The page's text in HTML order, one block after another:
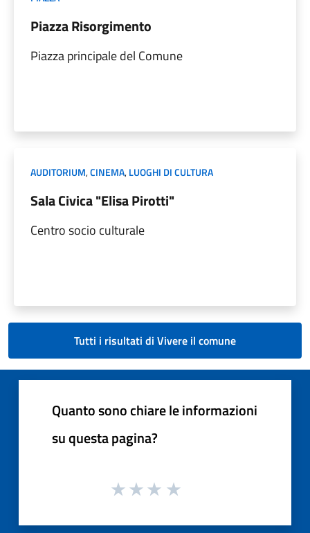
Piazza Risorgimento
Piazza principale del Comune
AUDITORIUM,CINEMA,LUOGHI DI CULTURA
Sala Civica "Elisa Pirotti"
Centro socio culturale
Tutti i risultati di Vivere il comune
Quanto sono chiare le informazioni
su questa pagina?